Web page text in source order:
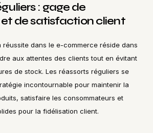
: gage de
de satisfaction client
réussite dans le e-commerce réside dans
aux attentes des clients tout en évitant
de stock. Les réassorts réguliers se
incontournable pour maintenir la
satisfaire les consommateurs et
pour la fidélisation client.